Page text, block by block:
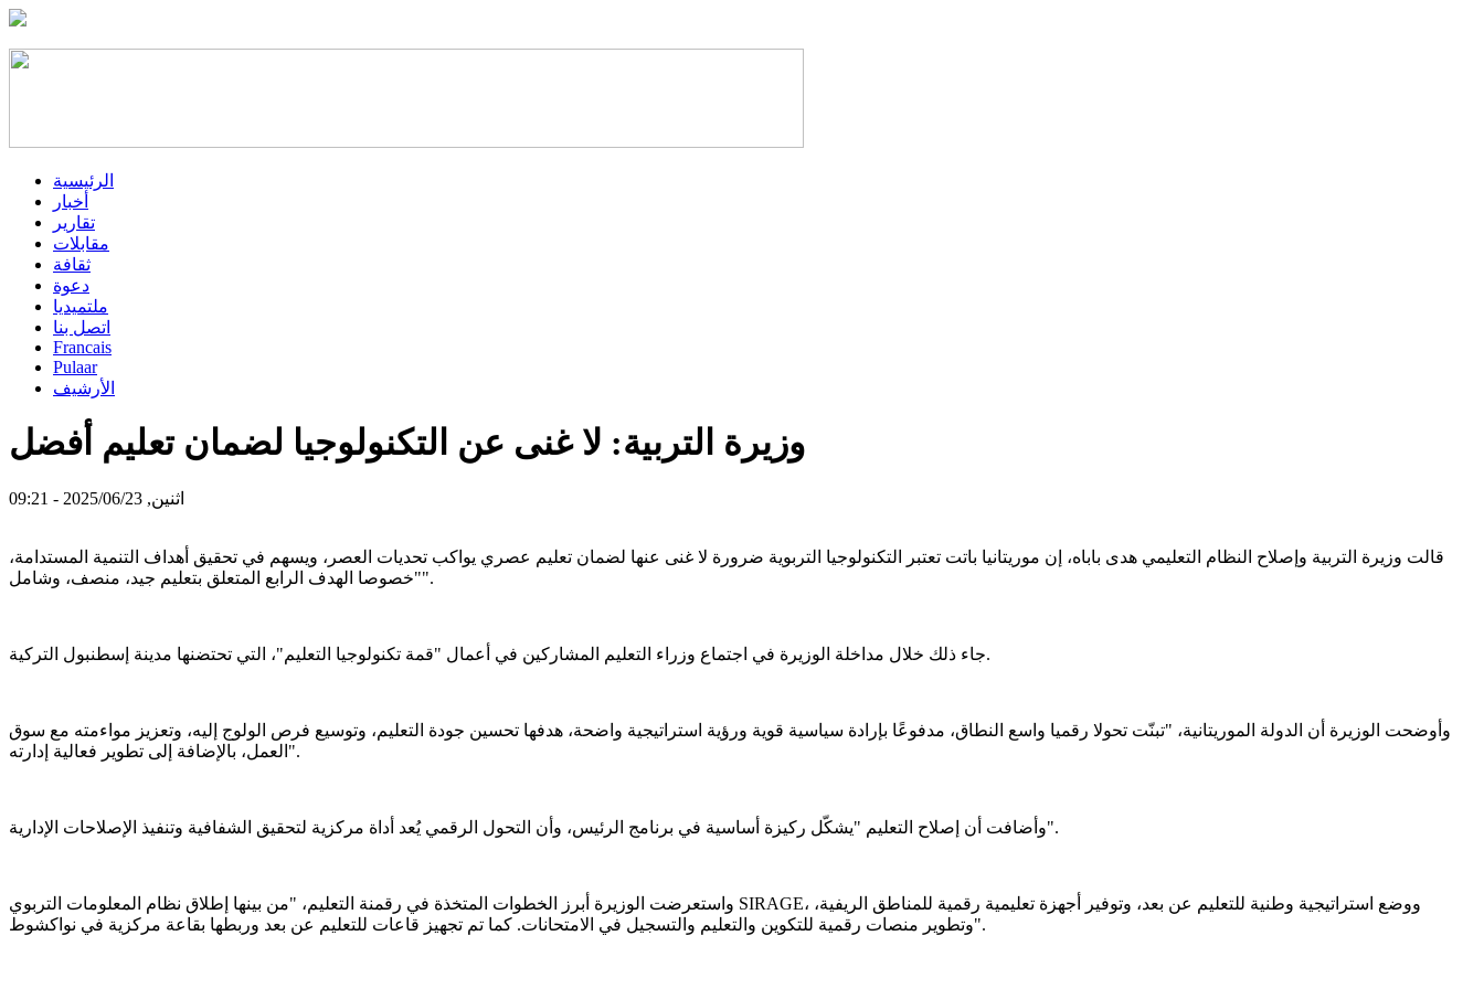
الرئيسية
أخبار
تقارير
مقابلات
ثقافة
دعوة
ملتميديا
اتصل بنا
Francais
Pulaar
الأرشيف
وزيرة التربية: لا غنى عن التكنولوجيا لضمان تعليم أفضل
اثنين, 2025/06/23 - 09:21
قالت وزيرة التربية وإصلاح النظام التعليمي هدى باباه، إن موريتانيا باتت تعتبر التكنولوجيا التربوية ضرورة لا غنى عنها لضمان تعليم عصري يواكب تحديات العصر، ويسهم في تحقيق أهداف التنمية المستدامة،
"خصوصا الهدف الرابع المتعلق بتعليم جيد، منصف، وشامل".
جاء ذلك خلال مداخلة الوزيرة في اجتماع وزراء التعليم المشاركين في أعمال "قمة تكنولوجيا التعليم"، التي تحتضنها مدينة إسطنبول التركية.
وأوضحت الوزيرة أن الدولة الموريتانية، "تبنّت تحولا رقميا واسع النطاق، مدفوعًا بإرادة سياسية قوية ورؤية استراتيجية واضحة، هدفها تحسين جودة التعليم، وتوسيع فرص الولوج إليه، وتعزيز مواءمته مع سوق
العمل، بالإضافة إلى تطوير فعالية إدارته".
وأضافت أن إصلاح التعليم "يشكّل ركيزة أساسية في برنامج الرئيس، وأن التحول الرقمي يُعد أداة مركزية لتحقيق الشفافية وتنفيذ الإصلاحات الإدارية".
واستعرضت الوزيرة أبرز الخطوات المتخذة في رقمنة التعليم، "من بينها إطلاق نظام المعلومات التربوي SIRAGE، ووضع استراتيجية وطنية للتعليم عن بعد، وتوفير أجهزة تعليمية رقمية للمناطق الريفية،
وتطوير منصات رقمية للتكوين والتعليم والتسجيل في الامتحانات. كما تم تجهيز قاعات للتعليم عن بعد وربطها بقاعة مركزية في نواكشوط".